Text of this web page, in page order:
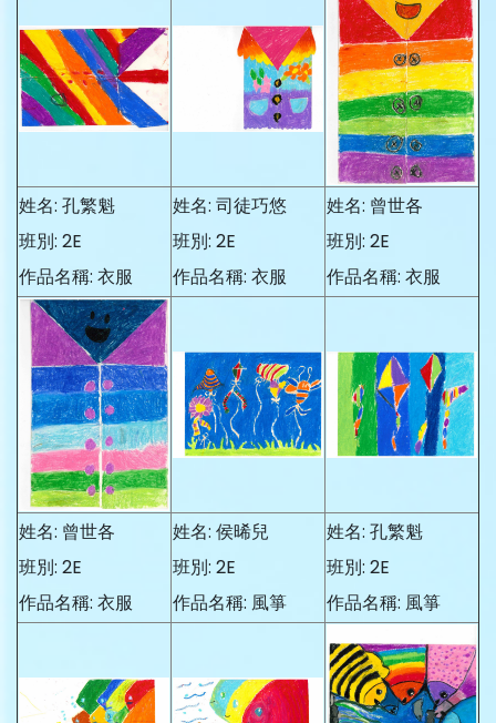
姓名: 孔繁魁
班別: 2E
作品名稱: 衣服
姓名: 司徒巧悠
班別: 2E
作品名稱: 衣服
姓名: 曾世各
班別: 2E
作品名稱: 衣服
姓名: 曾世各
班別: 2E
作品名稱: 衣服
姓名: 侯晞兒
班別: 2E
作品名稱: 風箏
姓名: 孔繁魁
班別: 2E
作品名稱: 風箏